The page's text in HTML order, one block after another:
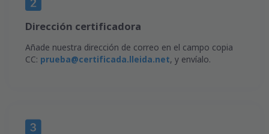
Dirección certificadora
Añade nuestra dirección de correo en el campo copia
CC: prueba@certificada.lleida.net, y envíalo.